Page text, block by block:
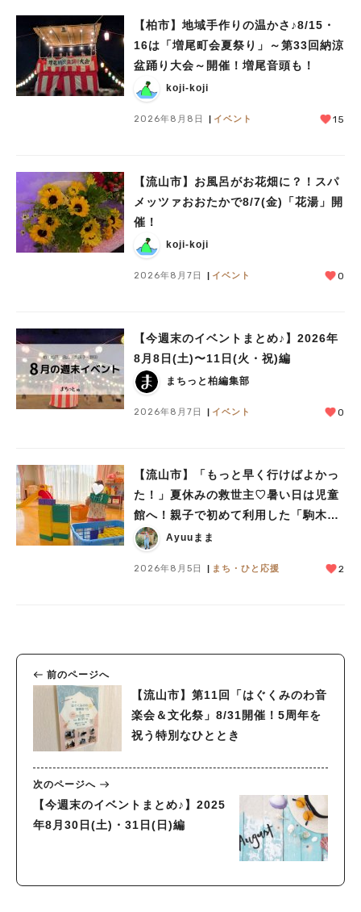
【柏市】地域手作りの温かさ♪8/15・
16は「増尾町会夏祭り」～第33回納涼
盆踊り大会～開催！増尾音頭も！
koji-koji
2026年8月8日 イベント 15
【流山市】お風呂がお花畑に？！スパ
メッツァおおたかで8/7(金)「花湯」開
催！
koji-koji
2026年8月7日 イベント 0
【今週末のイベントまとめ♪】2026年
8月8日(土)〜11日(火・祝)編
まちっと柏編集部
2026年8月7日 イベント 0
【流山市】「もっと早く行けばよかっ
た！」夏休みの救世主♡暑い日は児童
館へ！親子で初めて利用した「駒木台
児童館」レポート
Ayuuまま
2026年8月5日 まち・ひと応援 2
前のページへ
【流山市】第11回「はぐくみのわ音
楽会＆文化祭」8/31開催！5周年を
祝う特別なひととき
次のページへ
【今週末のイベントまとめ♪】2025
年8月30日(土)・31日(日)編
人気のキーワード
#教えたい/こんなの見つけた